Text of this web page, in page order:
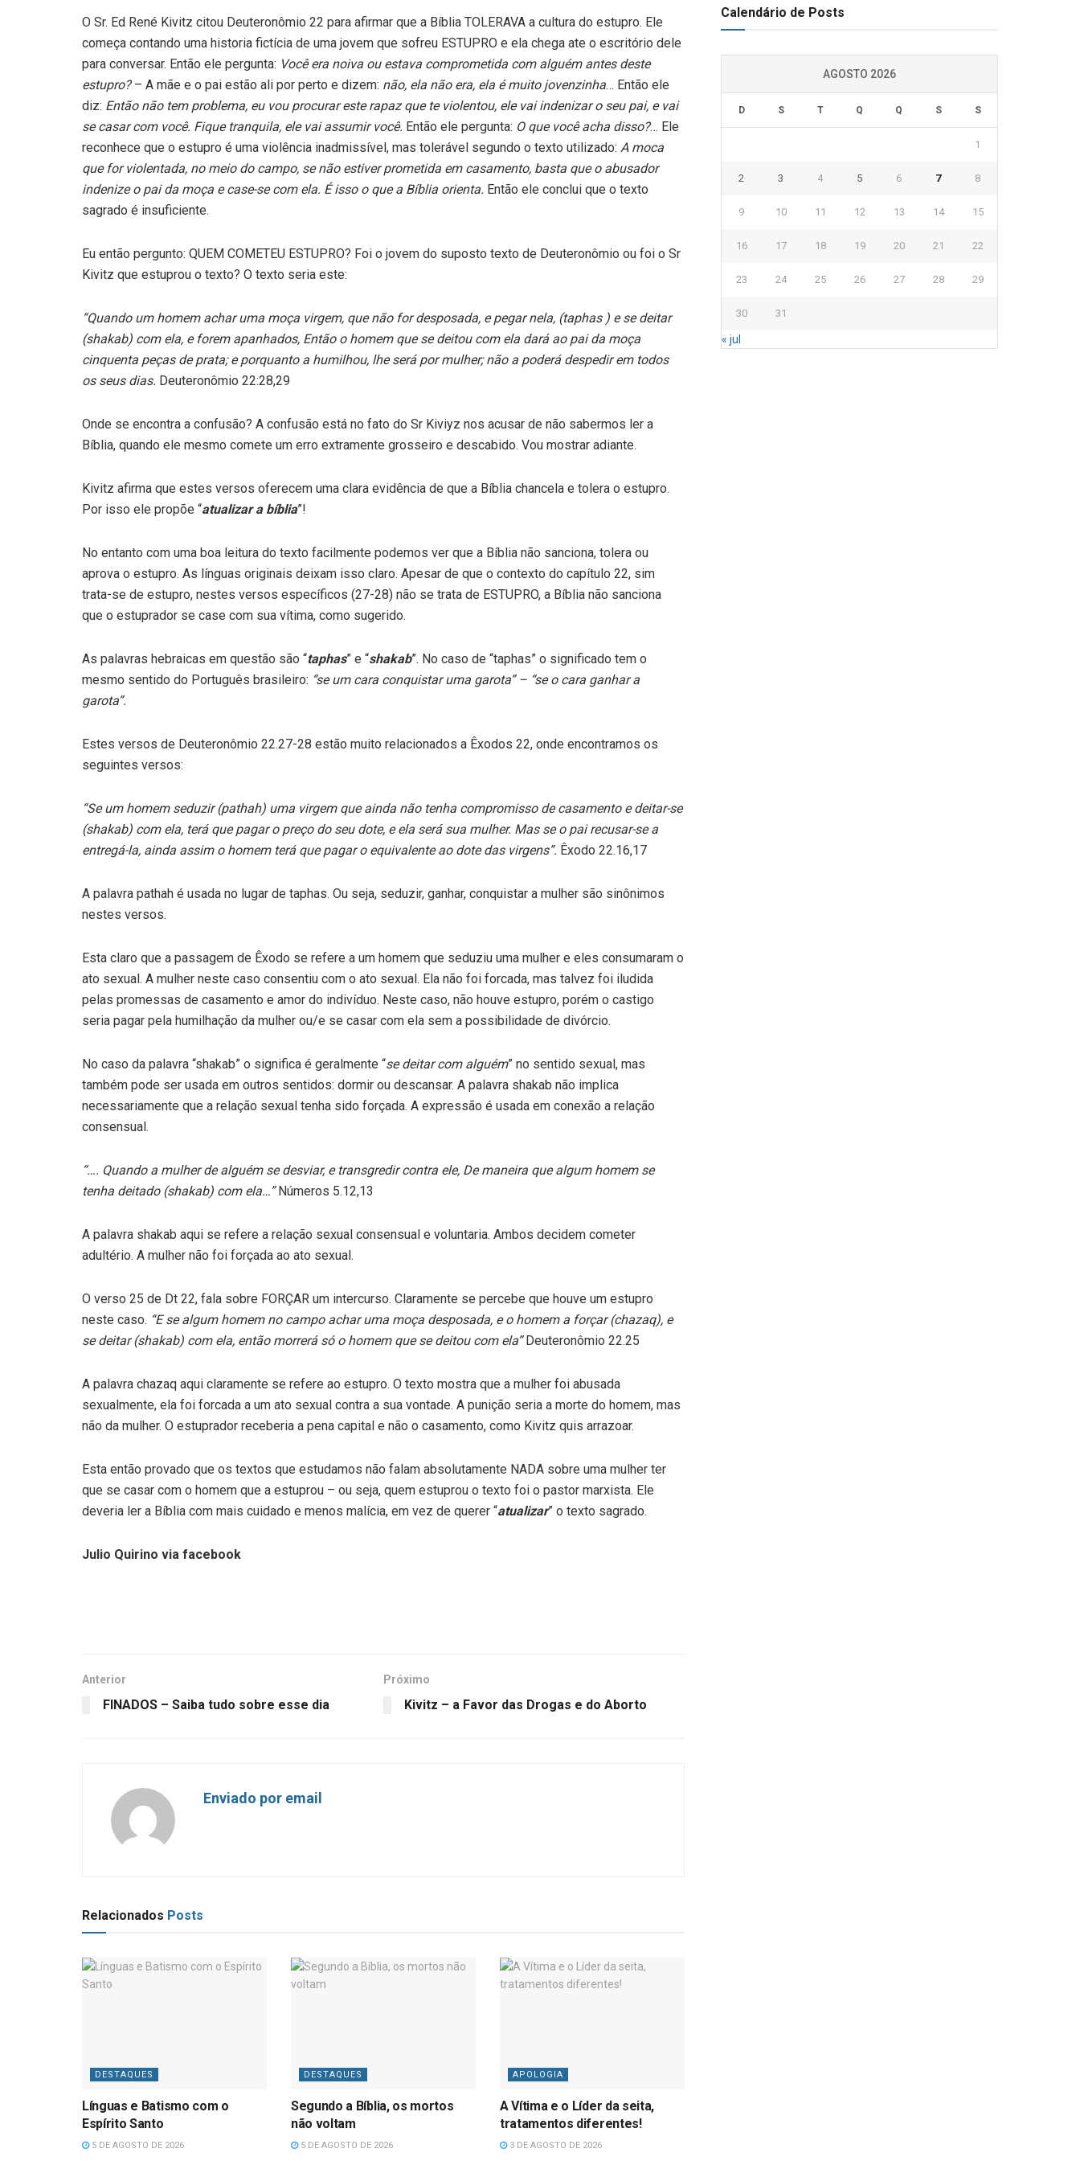
O Sr. Ed René Kivitz citou Deuteronômio 22 para afirmar que a Bíblia TOLERAVA a cultura do estupro. Ele
começa contando uma historia fictícia de uma jovem que sofreu ESTUPRO e ela chega ate o escritório dele
para conversar. Então ele pergunta: Você era noiva ou estava comprometida com alguém antes deste
estupro?– A mãe e o pai estão ali por perto e dizem: não, ela não era, ela é muito jovenzinha… Então ele
diz: Então não tem problema, eu vou procurar este rapaz que te violentou, ele vai indenizar o seu pai, e vai
se casar com você. Fique tranquila, ele vai assumir você. Então ele pergunta: O que você acha disso?… Ele
reconhece que o estupro é uma violência inadmissível, mas tolerável segundo o texto utilizado: A moca
que for violentada, no meio do campo, se não estiver prometida em casamento, basta que o abusador
indenize o pai da moça e case-se com ela. É isso o que a Bíblia orienta. Então ele conclui que o texto
sagrado é insuficiente.
Eu então pergunto: QUEM COMETEU ESTUPRO? Foi o jovem do suposto texto de Deuteronômio ou foi o Sr
Kivitz que estuprou o texto? O texto seria este:
“Quando um homem achar uma moça virgem, que não for desposada, e pegar nela, (taphas ) e se deitar
(shakab) com ela, e forem apanhados, Então o homem que se deitou com ela dará ao pai da moça
cinquenta peças de prata; e porquanto a humilhou, lhe será por mulher; não a poderá despedir em todos
os seus dias. Deuteronômio 22:28,29
Onde se encontra a confusão? A confusão está no fato do Sr Kiviyz nos acusar de não sabermos ler a
Bíblia, quando ele mesmo comete um erro extramente grosseiro e descabido. Vou mostrar adiante.
Kivitz afirma que estes versos oferecem uma clara evidência de que a Bíblia chancela e tolera o estupro.
Por isso ele propõe “atualizar a bíblia”!
No entanto com uma boa leitura do texto facilmente podemos ver que a Bíblia não sanciona, tolera ou
aprova o estupro. As línguas originais deixam isso claro. Apesar de que o contexto do capítulo 22, sim
trata-se de estupro, nestes versos específicos (27-28) não se trata de ESTUPRO, a Bíblia não sanciona
que o estuprador se case com sua vítima, como sugerido.
As palavras hebraicas em questão são “taphas” e “shakab”. No caso de “taphas” o significado tem o
mesmo sentido do Português brasileiro: “se um cara conquistar uma garota” – “se o cara ganhar a
garota”.
Estes versos de Deuteronômio 22.27-28 estão muito relacionados a Êxodos 22, onde encontramos os
seguintes versos:
“Se um homem seduzir (pathah) uma virgem que ainda não tenha compromisso de casamento e deitar-se
(shakab) com ela, terá que pagar o preço do seu dote, e ela será sua mulher. Mas se o pai recusar-se a
entregá-la, ainda assim o homem terá que pagar o equivalente ao dote das virgens”. Êxodo 22.16,17
A palavra pathah é usada no lugar de taphas. Ou seja, seduzir, ganhar, conquistar a mulher são sinônimos
nestes versos.
Esta claro que a passagem de Êxodo se refere a um homem que seduziu uma mulher e eles consumaram o
ato sexual. A mulher neste caso consentiu com o ato sexual. Ela não foi forcada, mas talvez foi iludida
pelas promessas de casamento e amor do indivíduo. Neste caso, não houve estupro, porém o castigo
seria pagar pela humilhação da mulher ou/e se casar com ela sem a possibilidade de divórcio.
No caso da palavra “shakab” o significa é geralmente “se deitar com alguém” no sentido sexual, mas
também pode ser usada em outros sentidos: dormir ou descansar. A palavra shakab não implica
necessariamente que a relação sexual tenha sido forçada. A expressão é usada em conexão a relação
consensual.
“…. Quando a mulher de alguém se desviar, e transgredir contra ele, De maneira que algum homem se
tenha deitado (shakab) com ela…”Números 5.12,13
A palavra shakab aqui se refere a relação sexual consensual e voluntaria. Ambos decidem cometer
adultério. A mulher não foi forçada ao ato sexual.
O verso 25 de Dt 22, fala sobre FORÇAR um intercurso. Claramente se percebe que houve um estupro
neste caso. “E se algum homem no campo achar uma moça desposada, e o homem a forçar (chazaq), e
se deitar (shakab) com ela, então morrerá só o homem que se deitou com ela”Deuteronômio 22.25
A palavra chazaq aqui claramente se refere ao estupro. O texto mostra que a mulher foi abusada
sexualmente, ela foi forcada a um ato sexual contra a sua vontade. A punição seria a morte do homem, mas
não da mulher. O estuprador receberia a pena capital e não o casamento, como Kivitz quis arrazoar.
Esta então provado que os textos que estudamos não falam absolutamente NADA sobre uma mulher ter
que se casar com o homem que a estuprou – ou seja, quem estuprou o texto foi o pastor marxista. Ele
deveria ler a Bíblia com mais cuidado e menos malícia, em vez de querer “atualizar” o texto sagrado.
Julio Quirino via facebook
Anterior
FINADOS – Saiba tudo sobre esse dia
Próximo
Kivitz – a Favor das Drogas e do Aborto
Enviado por email
Relacionados Posts
DESTAQUES
Línguas e Batismo com o
Espírito Santo
5 DE AGOSTO DE 2026
DESTAQUES
Segundo a Bíblia, os mortos
não voltam
5 DE AGOSTO DE 2026
APOLOGIA
A Vítima e o Líder da seita,
tratamentos diferentes!
3 DE AGOSTO DE 2026
Calendário de Posts
AGOSTO 2026
D S T Q Q S S
1
2 3 4 5 6 7 8
9 10 11 12 13 14 15
16 17 18 19 20 21 22
23 24 25 26 27 28 29
30 31
« jul